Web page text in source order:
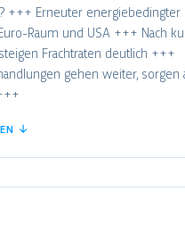
+++ Erneuter energiebedingter
Raum und USA +++ Nach
Frachtraten deutlich +++
gehen weiter, sorgen
↓